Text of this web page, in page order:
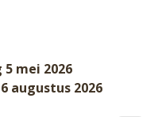
mei 2026
augustus 2026